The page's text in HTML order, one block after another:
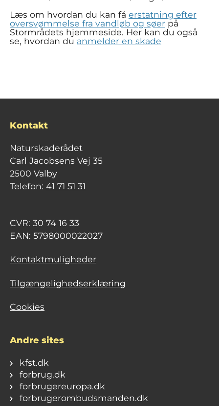
Læs om hvordan du kan få erstatning efter
oversvømmelse fra vandløb og søer på
Stormrådets hjemmeside. Her kan du også
se, hvordan du anmelder en skade
Kontakt
Naturskaderådet
Carl Jacobsens Vej 35
2500 Valby
Telefon: 41 71 51 31
CVR: 30 74 16 33
EAN: 5798000022027
Kontaktmuligheder
Tilgængelighedserklæring
Cookies
Andre sites
kfst.dk
forbrug.dk
forbrugereuropa.dk
forbrugerombudsmanden.dk